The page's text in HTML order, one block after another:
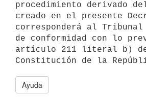
procedimiento derivado
creado en el presente
corresponderá al Tribunal
de conformidad con lo
artículo 211 literal b)
Ayuda